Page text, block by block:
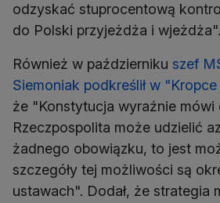
odzyskać stuprocentową
do Polski przyjeżdża i wjeżdża".
Również w październiku szef
Siemoniak podkreślił w
że "Konstytucja wyraźnie mówi
Rzeczpospolita może udzielić
żadnego obowiązku, to jest
szczegóły tej możliwości są
ustawach". Dodał, że strategia